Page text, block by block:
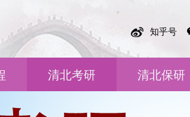
知乎号
清北考研 清北保研